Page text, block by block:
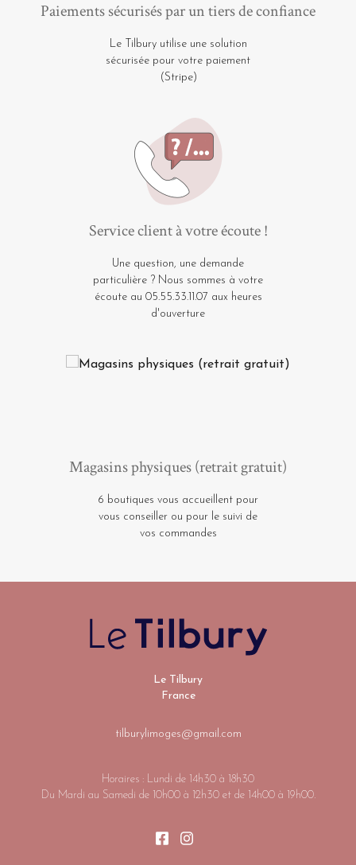
Paiements sécurisés par un tiers de confiance
Le Tilbury utilise une solution
sécurisée pour votre paiement
(Stripe)
Service client à votre écoute !
Une question, une demande
particulière ? Nous sommes à votre
écoute au 05.55.33.11.07 aux heures
d'ouverture
Magasins physiques (retrait gratuit)
6 boutiques vous accueillent pour
vous conseiller ou pour le suivi de
vos commandes
Le Tilbury
France
tilburylimoges@gmail.com
Horaires : Lundi de 14h30 à 18h30
Du Mardi au Samedi de 10h00 à 12h30 et de 14h00 à 19h00.